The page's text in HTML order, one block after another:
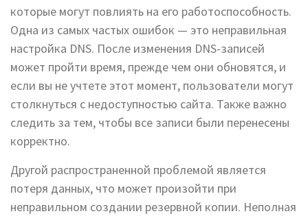
которые могут повлиять на его работоспособность.
Одна из самых частых ошибок — это неправильная
настройка DNS. После изменения DNS-записей
может пройти время, прежде чем они обновятся, и
если вы не учтете этот момент, пользователи могут
столкнуться с недоступностью сайта. Также важно
следить за тем, чтобы все записи были перенесены
корректно.
Другой распространенной проблемой является
потеря данных, что может произойти при
неправильном создании резервной копии. Неполная